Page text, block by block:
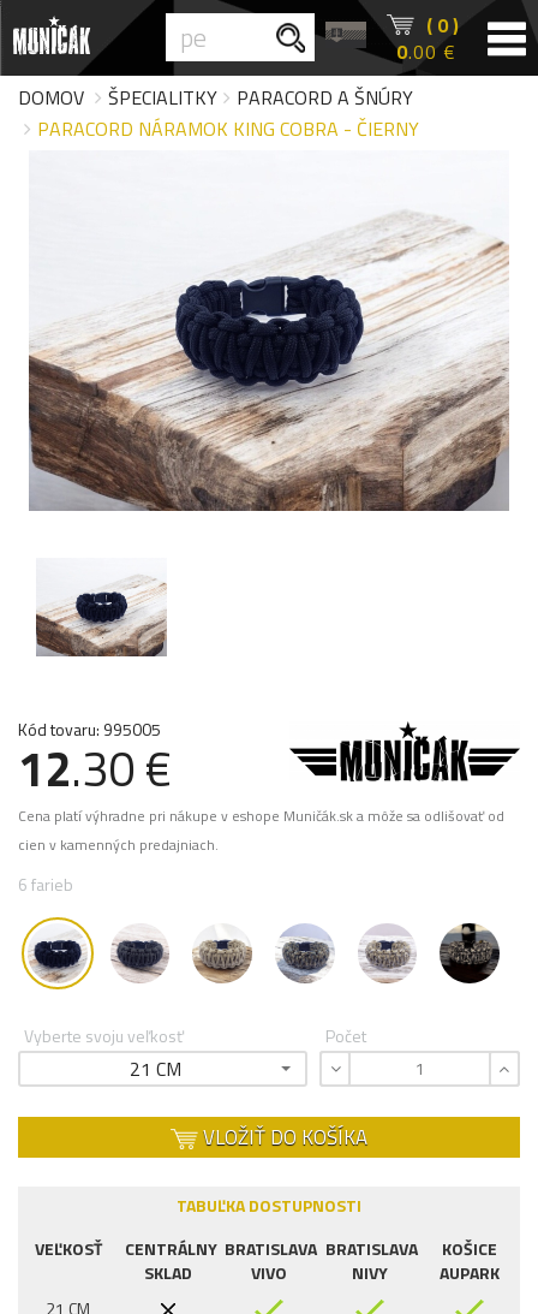
( 0 )
0.00 €
DOMOV
ŠPECIALITKY
PARACORD A ŠNÚRY
PARACORD NÁRAMOK KING COBRA - ČIERNY
Kód tovaru: 995005
12.30 €
Cena platí výhradne pri nákupe v eshope Muničák.sk a môže sa odlišovať od
cien v kamenných predajniach.
6 farieb
Vyberte svoju veľkosť
21 CM
Počet
VLOŽIŤ DO KOŠÍKA
TABUĽKA DOSTUPNOSTI
VEĽKOSŤ
CENTRÁLNY
SKLAD
BRATISLAVA
VIVO
BRATISLAVA
NIVY
KOŠICE
AUPARK
21 CM